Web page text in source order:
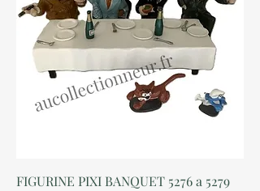
FIGURINE PIXI BANQUET 5276 a 5279